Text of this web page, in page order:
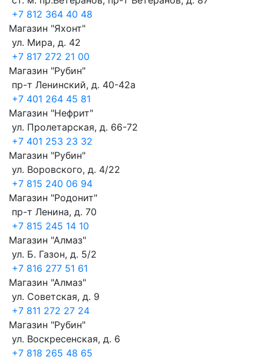
+7 812 364 40 48
Магазин "Яхонт"
ул. Мира, д. 42
+7 817 272 21 00
Магазин "Рубин"
пр-т Ленинский, д. 40-42а
+7 401 264 45 81
Магазин "Нефрит"
ул. Пролетарская, д. 66-72
+7 401 253 23 32
Магазин "Рубин"
ул. Воровского, д. 4/22
+7 815 240 06 94
Магазин "Родонит"
пр-т Ленина, д. 70
+7 815 245 14 10
Магазин "Алмаз"
ул. Б. Газон, д. 5/2
+7 816 277 51 61
Магазин "Алмаз"
ул. Советская, д. 9
+7 811 272 27 24
Магазин "Рубин"
ул. Воскресенская, д. 6
+7 818 265 48 65